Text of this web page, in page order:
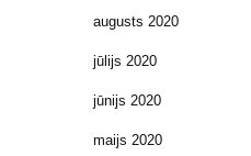
augusts 2020
jūlijs 2020
jūnijs 2020
maijs 2020